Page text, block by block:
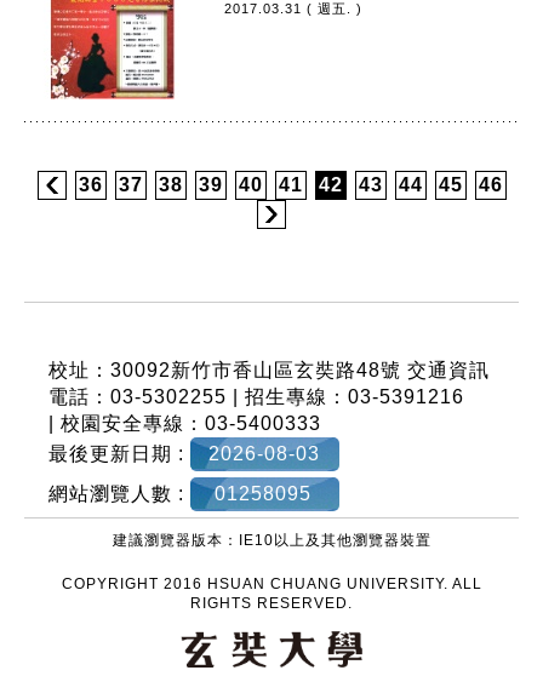
2017.03.31 ( 週五. )
36 37 38 39 40 41 42 43 44 45 46
校址：30092新竹市香山區玄奘路48號 交通資訊
電話：03-5302255 | 招生專線：03-5391216
| 校園安全專線：03-5400333
最後更新日期 :
2026-08-03
網站瀏覽人數 :
01258095
建議瀏覽器版本：IE10以上及其他瀏覽器裝置
COPYRIGHT 2016 HSUAN CHUANG UNIVERSITY. ALL
RIGHTS RESERVED.